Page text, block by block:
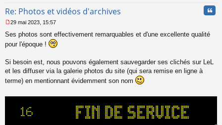
Re: Photos et vidéos d'archives
e
s
g
e
n
29 mai 2023, 15:57
Ses photos sont effectivement remarquables et d'une excellente qualité
pour l'époque !
Si besoin est, nous pouvons également sauvegarder ses clichés sur LeL
et les diffuser via la galerie photos du site (qui sera remise en ligne à
terme) en mentionnant évidemment son nom